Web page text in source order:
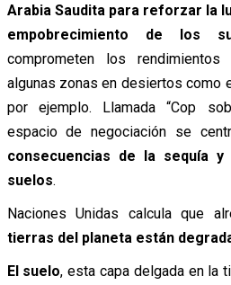
Arabia Saudita para reforzar la
empobrecimiento de los
comprometen los
algunas zonas en desiertos como
por ejemplo. Llamada “Cop
espacio de negociación se
consecuencias de la sequía
suelos.
Naciones Unidas calcula que
tierras del planeta están
El suelo, esta capa delgada en la